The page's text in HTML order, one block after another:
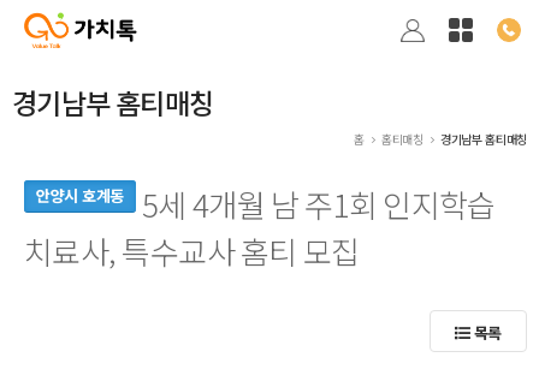
경기남부 홈티매칭
홈 홈티매칭 경기남부 홈티매칭
안양시 호계동
5세 4개월 남 주1회 인지학습
치료사, 특수교사 홈티 모집
목록